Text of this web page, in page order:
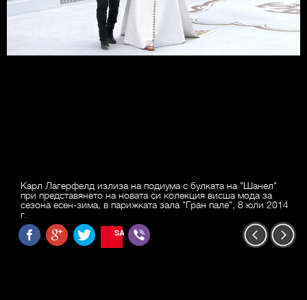
Карл Лагерфелд излиза на подиума с булката на "Шанел"
при представянето на новата си колекция висша мода за
сезона есен-зима, в парижката зала "Гран пале", 8 юли 2014
г.
SAVE